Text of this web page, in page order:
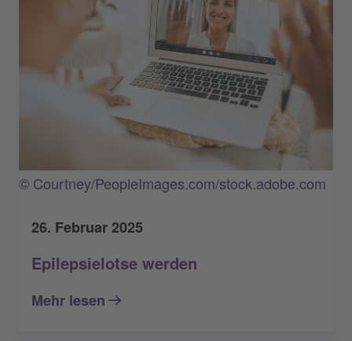
© Courtney/PeopleImages.com/stock.adobe.com
26. Februar 2025
Epilepsielotse werden
Mehr lesen